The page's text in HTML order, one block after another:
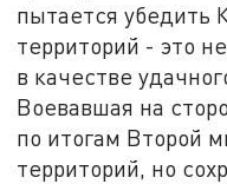
пытается убедить
территорий - это
в качестве
Воевавшая на
по итогам Второй
территорий, но